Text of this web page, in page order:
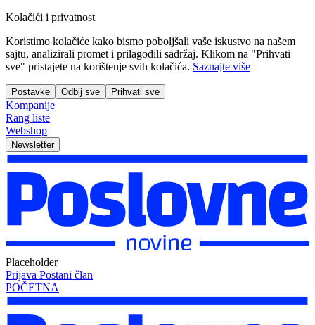
Kolačići i privatnost
Koristimo kolačiće kako bismo poboljšali vaše iskustvo na našem
sajtu, analizirali promet i prilagodili sadržaj. Klikom na "Prihvati
sve" pristajete na korištenje svih kolačića. Saznajte više
Postavke Odbij sve Prihvati sve
Kompanije
Rang liste
Webshop
Newsletter
Placeholder
Prijava Postani član
POČETNA